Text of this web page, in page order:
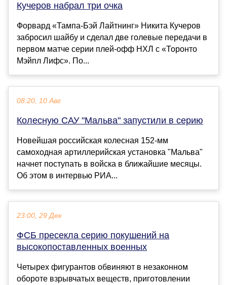
Кучеров набрал три очка
Форвард «Тампа-Бэй Лайтнинг» Никита Кучеров
забросил шайбу и сделал две голевые передачи в
первом матче серии плей-офф НХЛ с «Торонто
Мэйпл Лифс». По...
08:20, 10 Авг
Колесную САУ "Мальва" запустили в серию
Новейшая российская колесная 152-мм
самоходная артиллерийская установка "Мальва"
начнет поступать в войска в ближайшие месяцы.
Об этом в интервью РИА...
23:00, 29 Дек
ФСБ пресекла серию покушений на
высокопоставленных военных
Четырех фигурантов обвиняют в незаконном
обороте взрывчатых веществ, приготовлении